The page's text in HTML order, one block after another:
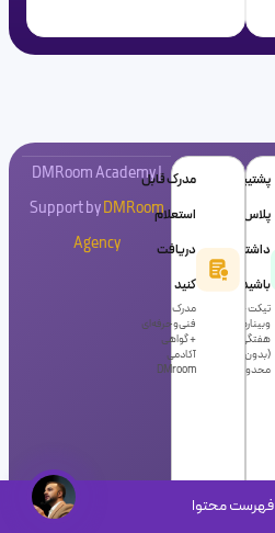
فهرست محتوا
پشتیبانی
پلاس
داشته
باشید!
تیکت +
وبینارهای
هفتگی
(بدون
محدودیت)
مدرک قابل
استعلام
دریافت
کنید
مدرک
فنی‌و‌حرفه‌ای
+ گواهی
آکادمی
DMroom
DMRoom Academy |
Support byDMRoom
Agency